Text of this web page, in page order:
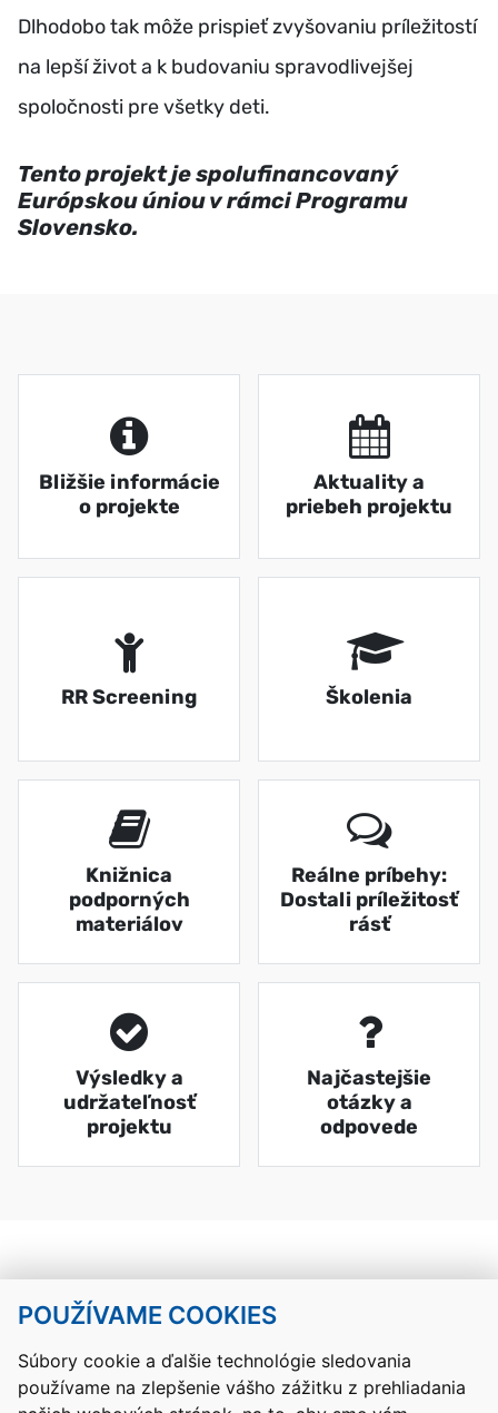
POUŽÍVAME COOKIES
Súbory cookie a ďalšie technológie sledovania
používame na zlepšenie vášho zážitku z prehliadania
Dlhodobo tak môže prispieť zvyšovaniu príležitostí
na lepší život a k budovaniu spravodlivejšej
spoločnosti pre všetky deti.
Tento projekt je spolufinancovaný
Európskou úniou v rámci Programu
Slovensko.
Bližšie informácie
o projekte
Aktuality a
priebeh projektu
RR Screening Školenia
Knižnica
podporných
materiálov
Reálne príbehy:
Dostali príležitosť
rásť
Výsledky a
udržateľnosť
projektu
Najčastejšie
otázky a
odpovede
Kontakty Mapa stránky RSS
Vyhlásenie o prístupnosti